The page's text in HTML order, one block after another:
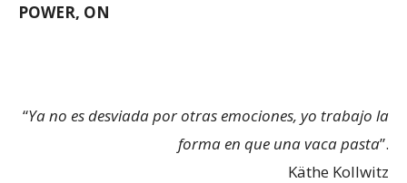
POWER, ON
“Ya no es desviada por otras emociones, yo trabajo la
forma en que una vaca pasta”.
Käthe Kollwitz